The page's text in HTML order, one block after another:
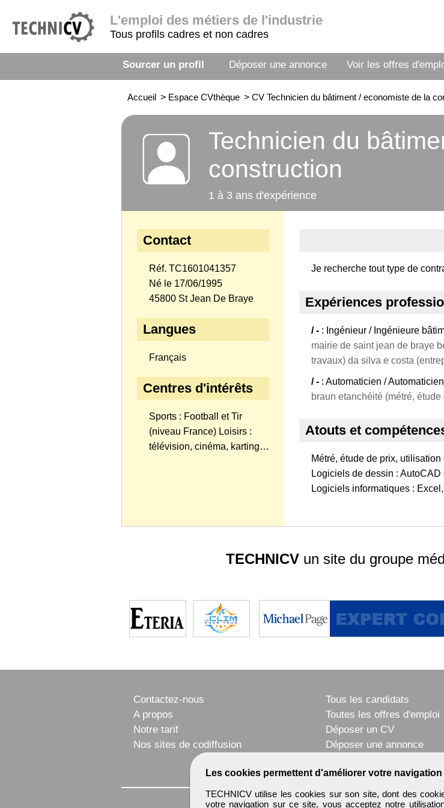
L'emploi des métiers de l'industrie
Tous profils cadres et non cadres
Sourcer un profil Déposer une annonce Voir les offres
Accueil > Espace CVthèque > CV Technicien du bâtiment / economiste de la
Technicien du
construction
1 à 3 ans d'expérience
Contact
Réf. TC1601041357
Né le 17/06/1995
45800 St Jean De Braye
Langues
Français
Centres d'intérêts
Sports : Football et Tir
(niveau France) Loisirs :
télévision, cinéma, karting…
Je recherche tout type de
Expériences
/ - : Ingénieur / Ingénieure
mairie de saint jean de braye
travaux) da silva e costa
/ - : Automaticien /
braun etanchéité (métré,
Atouts et
Métré, étude de prix,
Logiciels de dessin : AutoCAD
Logiciels informatiques :
Les cookies permettent d'améliorer votre navigation
TECHNICV utilise les cookies sur son site, dont des
votre navigation sur ce site, vous acceptez notre
TECHNICVun site du groupe
Contactez-nous
A propos
Notre tarif
Nos sites de codiffusion
Tous les candidats
Toutes les offres d'emploi
Déposer un CV
Déposer une annonce